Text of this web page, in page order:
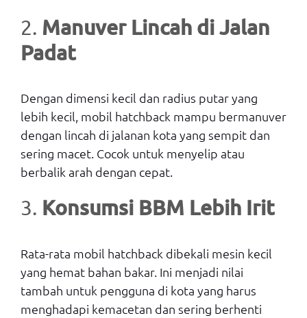
2. Manuver Lincah di Jalan
Padat
Dengan dimensi kecil dan radius putar yang
lebih kecil, mobil hatchback mampu bermanuver
dengan lincah di jalanan kota yang sempit dan
sering macet. Cocok untuk menyelip atau
berbalik arah dengan cepat.
3. Konsumsi BBM Lebih Irit
Rata-rata mobil hatchback dibekali mesin kecil
yang hemat bahan bakar. Ini menjadi nilai
tambah untuk pengguna di kota yang harus
menghadapi kemacetan dan sering berhenti